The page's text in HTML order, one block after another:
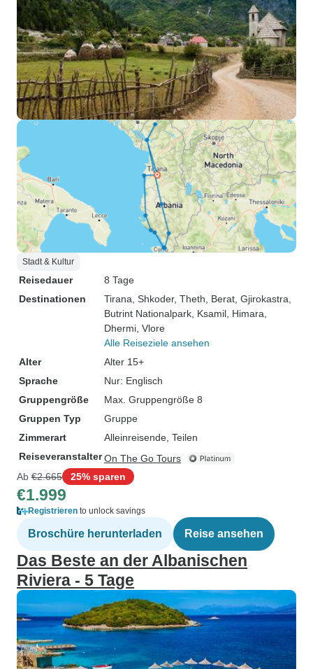
Stadt & Kultur
Reisedauer
8 Tage
Destinationen
Tirana , Shkoder, Theth , Berat , Gjirokastra
Butrint Nationalpark , Ksamil , Himara
Dhermi , Vlore
Alle Reiseziele ansehen
Alter
Alter 15+
Sprache
Nur: Englisch
Gruppengröße
Max. Gruppengröße 8
Gruppen Typ
Gruppe
Zimmerart
Alleinreisende, Teilen
ReiseveranstalterOn The Go Tours
Ab €2.665 25% sparen
€1.999
Registrieren to unlock savings
Broschüre herunterladen Reise ansehen
Das Beste an der Albanischen
Riviera - 5 Tage